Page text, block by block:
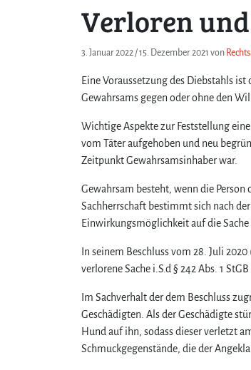
Verloren
3. Januar 2022 /15. Dezember 2021 von
Eine Voraussetzung des Diebstahls
Gewahrsams gegen oder ohne den
Wichtige Aspekte zur Feststellung
vom Täter aufgehoben und neu
Zeitpunkt Gewahrsamsinhaber war.
Gewahrsam besteht, wenn die
Sachherrschaft bestimmt sich nach
Einwirkungsmöglichkeit auf die Sache
In seinem Beschluss vom 28. Juli
verlorene Sache i.S.d § 242 Abs. 1
Im Sachverhalt der dem Beschluss
Geschädigten. Als der Geschädigte
Hund auf ihn, sodass dieser verletzt
Schmuckgegenstände, die der